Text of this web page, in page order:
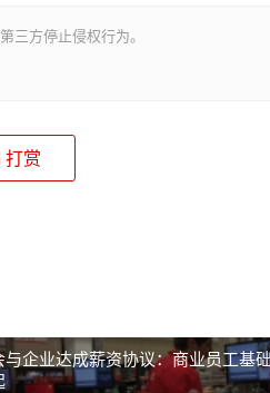
三方停止侵权行为。
打赏
与企业达成薪资协议：商业员工基